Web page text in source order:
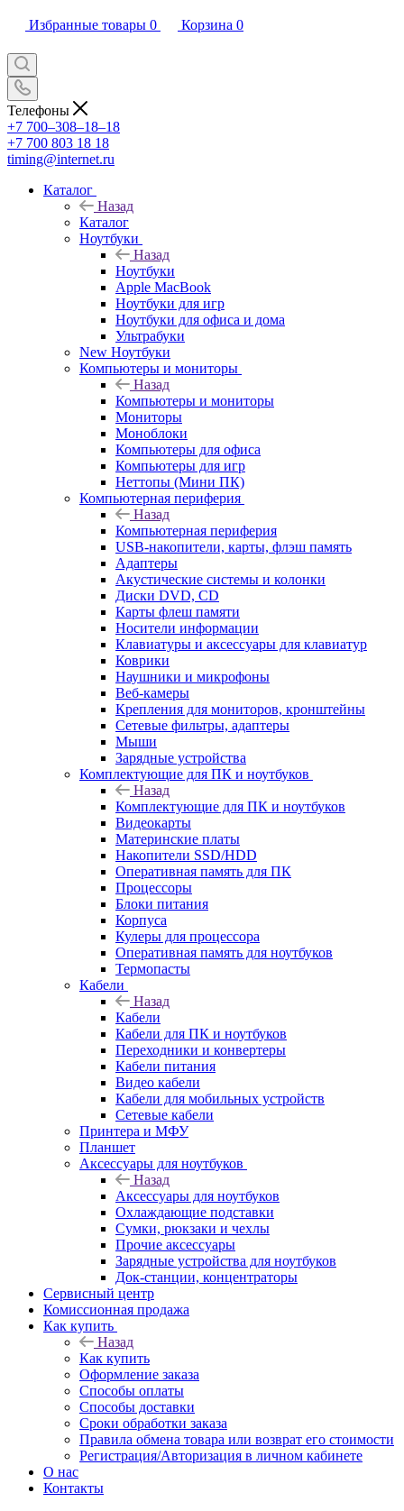
Избранные товары 0 Корзина 0
Телефоны
+7 700‒308‒18‒18
+7 700 803 18 18
timing@internet.ru
Каталог
Назад
Каталог
Ноутбуки
Назад
Ноутбуки
Apple MacBook
Ноутбуки для игр
Ноутбуки для офиса и дома
Ультрабуки
New Ноутбуки
Компьютеры и мониторы
Назад
Компьютеры и мониторы
Мониторы
Моноблоки
Компьютеры для офиса
Компьютеры для игр
Неттопы (Мини ПК)
Компьютерная периферия
Назад
Компьютерная периферия
USB-накопители, карты, флэш память
Адаптеры
Акустические системы и колонки
Диски DVD, CD
Карты флеш памяти
Носители информации
Клавиатуры и аксессуары для клавиатур
Коврики
Наушники и микрофоны
Веб-камеры
Крепления для мониторов, кронштейны
Сетевые фильтры, адаптеры
Мыши
Зарядные устройства
Комплектующие для ПК и ноутбуков
Назад
Комплектующие для ПК и ноутбуков
Видеокарты
Материнские платы
Накопители SSD/HDD
Оперативная память для ПК
Процессоры
Блоки питания
Корпуса
Кулеры для процессора
Оперативная память для ноутбуков
Термопасты
Кабели
Назад
Кабели
Кабели для ПК и ноутбуков
Переходники и конвертеры
Кабели питания
Видео кабели
Кабели для мобильных устройств
Сетевые кабели
Принтера и МФУ
Планшет
Аксессуары для ноутбуков
Назад
Аксессуары для ноутбуков
Охлаждающие подставки
Сумки, рюкзаки и чехлы
Прочие аксессуары
Зарядные устройства для ноутбуков
Док-станции, концентраторы
Сервисный центр
Комиссионная продажа
Как купить
Назад
Как купить
Оформление заказа
Способы оплаты
Способы доставки
Сроки обработки заказа
Правила обмена товара или возврат его стоимости
Регистрация/Авторизация в личном кабинете
О нас
Контакты